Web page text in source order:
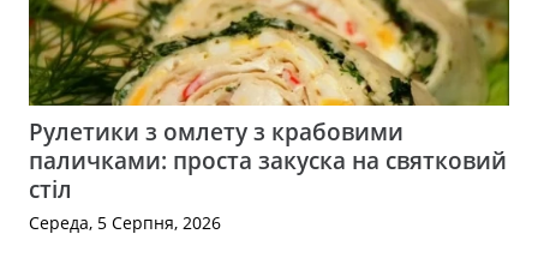
Рулетики з омлету з крабовими
паличками: проста закуска на святковий
стіл
Середа, 5 Серпня, 2026